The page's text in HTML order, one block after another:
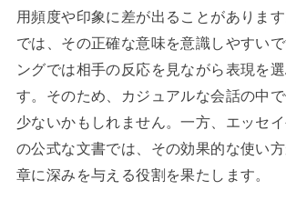
用頻度や印象に差が出ることがありま
では、その正確な意味を意識しやすい
ングでは相手の反応を見ながら表現を
す。そのため、カジュアルな会話の中
少ないかもしれません。一方、エッセ
の公式な文書では、その効果的な使い
章に深みを与える役割を果たします。